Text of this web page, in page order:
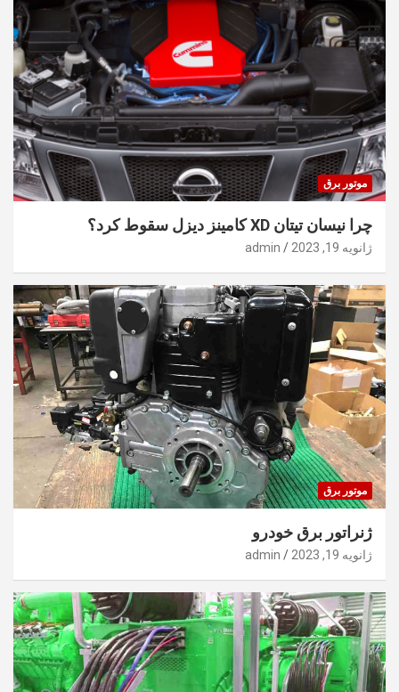
موتور برق
چرا نیسان تیتان XD کامینز دیزل سقوط کرد؟
ژانویه 19, 2023 admin
موتور برق
ژنراتور برق خودرو
ژانویه 19, 2023 admin